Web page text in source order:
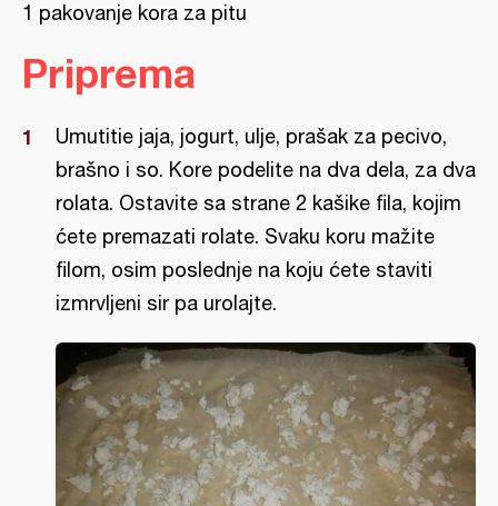
1 pakovanje kora za pitu
Priprema
Umutitie jaja, jogurt, ulje, prašak za pecivo,
brašno i so. Kore podelite na dva dela, za dva
rolata. Ostavite sa strane 2 kašike fila, kojim
ćete premazati rolate. Svaku koru mažite
filom, osim poslednje na koju ćete staviti
izmrvljeni sir pa urolajte.